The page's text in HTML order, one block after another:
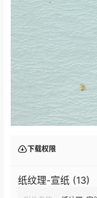
下载权限
纸纹理-宣纸 (13)